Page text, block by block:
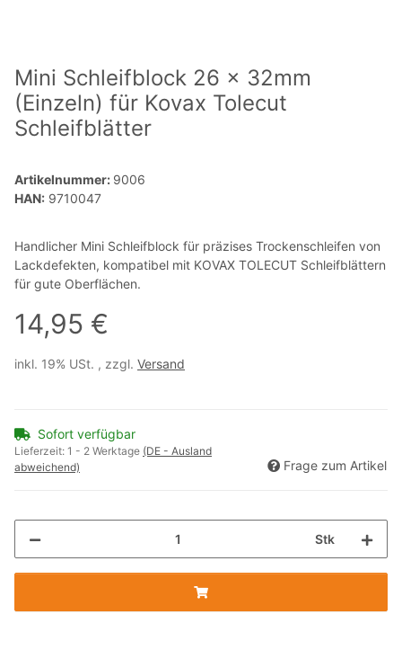
Mini Schleifblock 26 x 32mm
(Einzeln) für Kovax Tolecut
Schleifblätter
Artikelnummer: 9006
HAN: 9710047
Handlicher Mini Schleifblock für präzises Trockenschleifen von
Lackdefekten, kompatibel mit KOVAX TOLECUT Schleifblättern
für gute Oberflächen.
14,95 €
inkl. 19% USt. , zzgl. Versand
Sofort verfügbar
Lieferzeit: 1 - 2 Werktage (DE - Ausland
abweichend)
Frage zum Artikel
Stk